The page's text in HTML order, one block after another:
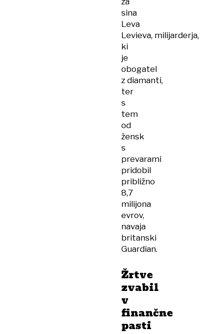
sina
Leva
Levieva, milijarderja,
ki
je
obogatel
z diamanti,
ter
s
tem
od
žensk
s
prevarami
pridobil
približno
8,7
milijona
evrov,
navaja
britanski
Guardian.
Žrtve
zvabil
v
finančne
pasti